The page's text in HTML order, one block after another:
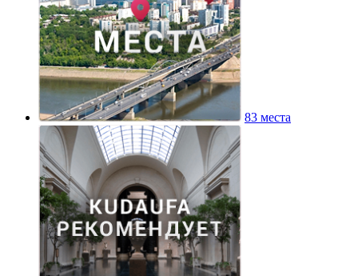
83 места